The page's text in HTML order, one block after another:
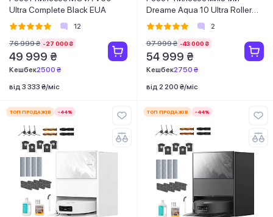
Ultra Complete Black EUA
12
76 999 ₴ -27 000 ₴
49 999 ₴
Кешбек2500 ₴
від 3 333 ₴/міс
Dreame Aqua 10 Ultra Roller
Complete White
2
97 999 ₴ -43 000 ₴
54 999 ₴
Кешбек2750 ₴
від 2 200 ₴/міс
ТОП ПРОДАЖІВ -44% ТОП ПРОДАЖІВ -44%